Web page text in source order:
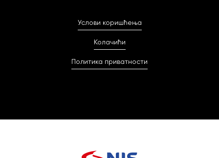
Услови коришћења
Колачићи
Политика приватности